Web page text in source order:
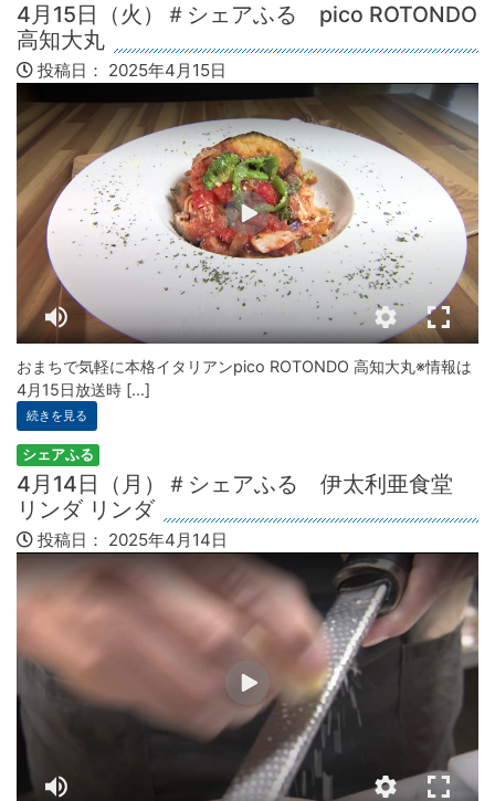
4月15日（火）＃シェアふる pico ROTONDO
高知大丸
投稿日： 2025年4月15日
おまちで気軽に本格イタリアンpico ROTONDO 高知大丸※情報は
4月15日放送時 [...]
続きを見る
シェアふる
4月14日（月）＃シェアふる 伊太利亜食堂
リンダ リンダ
投稿日： 2025年4月14日